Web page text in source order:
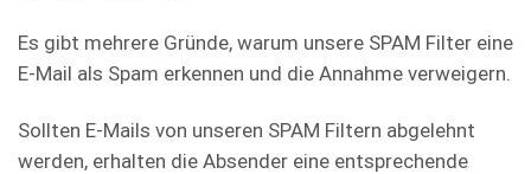
Es gibt mehrere Gründe, warum unsere SPAM Filter eine
E-Mail als Spam erkennen und die Annahme verweigern.
Sollten E-Mails von unseren SPAM Filtern abgelehnt
werden, erhalten die Absender eine entsprechende